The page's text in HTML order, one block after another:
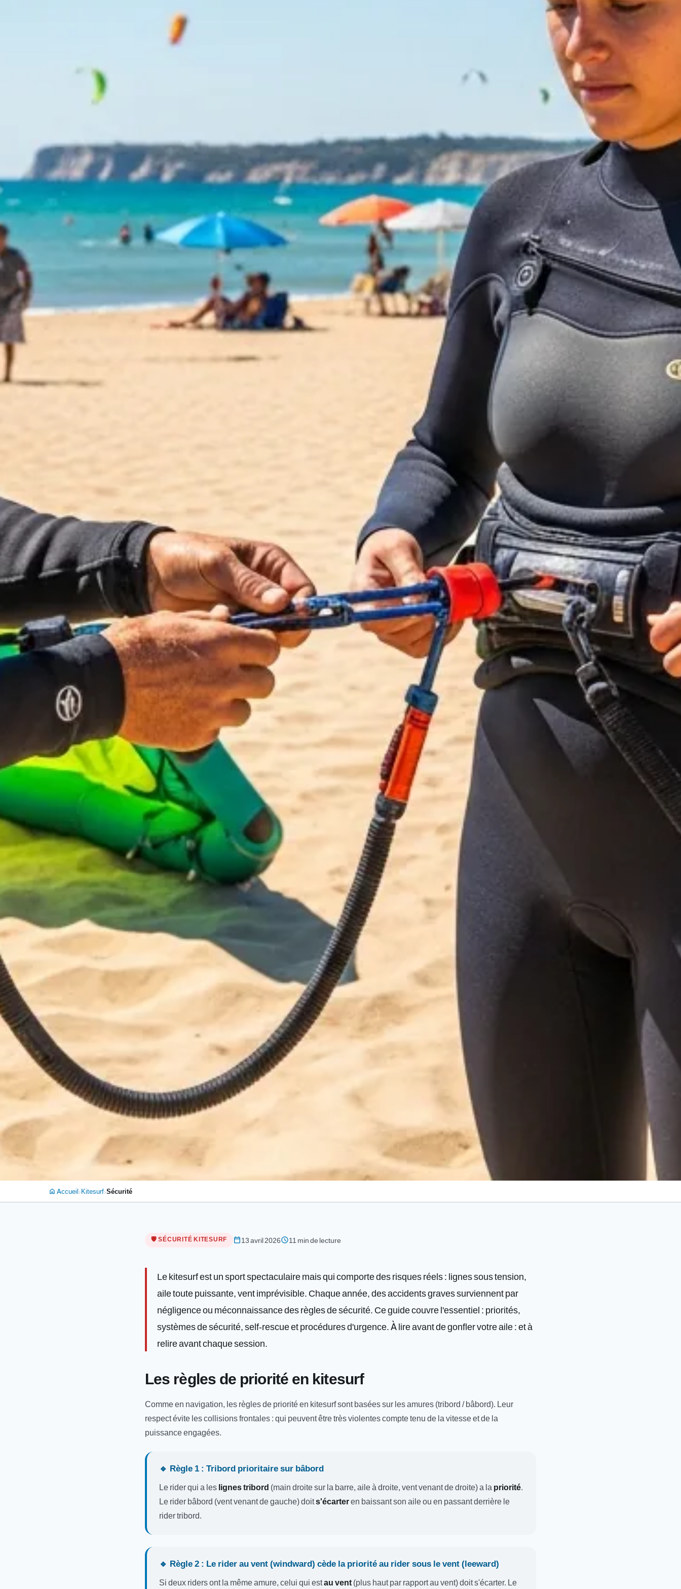
home Accueil›Kitesurf›Sécurité
🛡️ SÉCURITÉ KITESURF calendar_today13 avril 2026schedule11 min de lecture
Le kitesurf est un sport spectaculaire mais qui comporte des risques réels : lignes sous tension,
aile toute puissante, vent imprévisible. Chaque année, des accidents graves surviennent par
négligence ou méconnaissance des règles de sécurité. Ce guide couvre l'essentiel : priorités,
systèmes de sécurité, self-rescue et procédures d'urgence. À lire avant de gonfler votre aile : et à
relire avant chaque session.
Les règles de priorité en kitesurf
Comme en navigation, les règles de priorité en kitesurf sont basées sur les amures (tribord / bâbord). Leur
respect évite les collisions frontales : qui peuvent être très violentes compte tenu de la vitesse et de la
puissance engagées.
🔹 Règle 1 : Tribord prioritaire sur bâbord
Le rider qui a leslignes tribord (main droite sur la barre, aile à droite, vent venant de droite) a la priorité.
Le rider bâbord (vent venant de gauche) doits'écarteren baissant son aile ou en passant derrière le
rider tribord.
🔹 Règle 2 : Le rider au vent (windward) cède la priorité au rider sous le vent (leeward)
Si deux riders ont la même amure, celui qui estau vent(plus haut par rapport au vent) doit s'écarter. Le